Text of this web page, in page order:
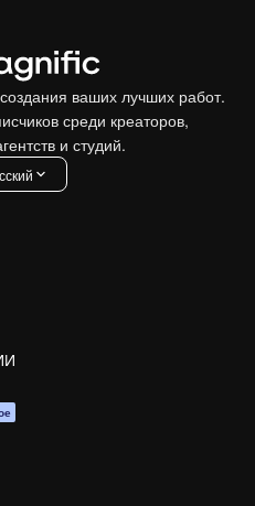
ваших лучших работ.
среди креаторов,
и студий.